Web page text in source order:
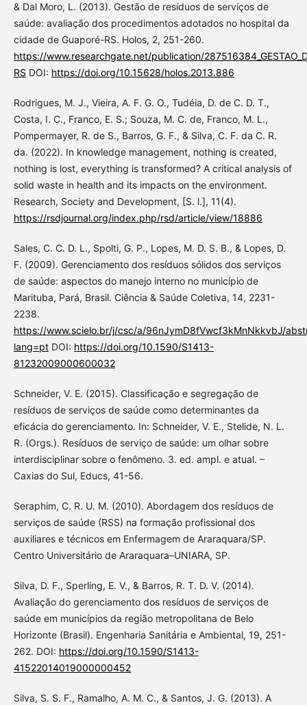
& Dal Moro, L. (2013). Gestão de resíduos de serviços de
saúde: avaliação dos procedimentos adotados no hospital da
cidade de Guaporé-RS. Holos, 2, 251-260.
https://www.researchgate.net/publication/
RS DOI: https://doi.org/10.15628/holos.2013.886
Rodrigues, M. J., Vieira, A. F. G. O., Tudéia, D. de C. D. T.,
Costa, I. C., Franco, E. S.; Souza, M. C. de, Franco, M. L.,
Pompermayer, R. de S., Barros, G. F., & Silva, C. F. da C. R.
da. (2022). In knowledge management, nothing is created,
nothing is lost, everything is transformed? A critical analysis of
solid waste in health and its impacts on the environment.
Research, Society and Development, [S. l.], 11(4).
https://rsdjournal.org/index.php/rsd/article/view/18886
Sales, C. C. D. L., Spolti, G. P., Lopes, M. D. S. B., & Lopes, D.
F. (2009). Gerenciamento dos resíduos sólidos dos serviços
de saúde: aspectos do manejo interno no município de
Marituba, Pará, Brasil. Ciência & Saúde Coletiva, 14, 2231-
2238.
https://www.scielo.br/j/csc/a/96nJymD8fVwcf3kMnNkkvbJ/
lang=ptDOI: https://doi.org/10.1590/S1413-
81232009000600032
Schneider, V. E. (2015). Classificação e segregação de
resíduos de serviços de saúde como determinantes da
eficácia do gerenciamento. In: Schneider, V. E., Stelide, N. L.
R. (Orgs.). Resíduos de serviço de saúde: um olhar sobre
interdisciplinar sobre o fenômeno. 3. ed. ampl. e atual. –
Caxias do Sul, Educs, 41-56.
Seraphim, C. R. U. M. (2010). Abordagem dos resíduos de
serviços de saúde (RSS) na formação profissional dos
auxiliares e técnicos em Enfermagem de Araraquara/SP.
Centro Universitário de Araraquara–UNIARA, SP.
Silva, D. F., Sperling, E. V., & Barros, R. T. D. V. (2014).
Avaliação do gerenciamento dos resíduos de serviços de
saúde em municípios da região metropolitana de Belo
Horizonte (Brasil). Engenharia Sanitária e Ambiental, 19, 251-
262. DOI: https://doi.org/10.1590/S1413-
41522014019000000452
Silva, S. S. F., Ramalho, A. M. C., & Santos, J. G. (2013). A